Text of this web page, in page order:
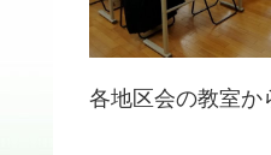
各地区会の教室か